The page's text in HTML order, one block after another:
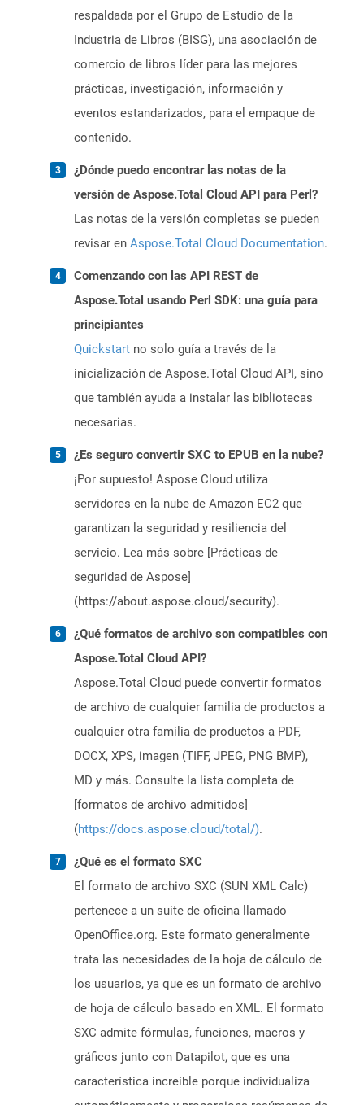
respaldada por el Grupo de Estudio de la
Industria de Libros (BISG), una asociación de
comercio de libros líder para las mejores
prácticas, investigación, información y
eventos estandarizados, para el empaque de
contenido.
¿Dónde puedo encontrar las notas de la
versión de Aspose.Total Cloud API para Perl?
Las notas de la versión completas se pueden
revisar en Aspose.Total Cloud Documentation.
Comenzando con las API REST de
Aspose.Total usando Perl SDK: una guía para
principiantes
Quickstart no solo guía a través de la
inicialización de Aspose.Total Cloud API, sino
que también ayuda a instalar las bibliotecas
necesarias.
¿Es seguro convertir SXC to EPUB en la nube?
¡Por supuesto! Aspose Cloud utiliza
servidores en la nube de Amazon EC2 que
garantizan la seguridad y resiliencia del
servicio. Lea más sobre [Prácticas de
seguridad de Aspose]
(https://about.aspose.cloud/security).
¿Qué formatos de archivo son compatibles con
Aspose.Total Cloud API?
Aspose.Total Cloud puede convertir formatos
de archivo de cualquier familia de productos a
cualquier otra familia de productos a PDF,
DOCX, XPS, imagen (TIFF, JPEG, PNG BMP),
MD y más. Consulte la lista completa de
[formatos de archivo admitidos]
(https://docs.aspose.cloud/total/).
¿Qué es el formato SXC
El formato de archivo SXC (SUN XML Calc)
pertenece a un suite de oficina llamado
OpenOffice.org. Este formato generalmente
trata las necesidades de la hoja de cálculo de
los usuarios, ya que es un formato de archivo
de hoja de cálculo basado en XML. El formato
SXC admite fórmulas, funciones, macros y
gráficos junto con Datapilot, que es una
característica increíble porque individualiza